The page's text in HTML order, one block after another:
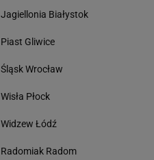
Jagiellonia Białystok
Piast Gliwice
Śląsk Wrocław
Wisła Płock
Widzew Łódź
Radomiak Radom